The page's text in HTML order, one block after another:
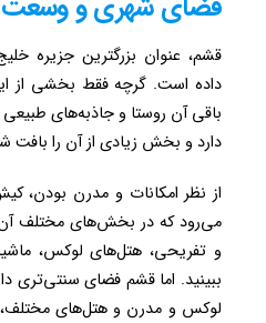
قشم، عنوان بزرگترین جزیره
داده است. گرچه فقط بخشی از
باقی آن روستا و جاذبه‌های
دارد و بخش زیادی از آن را
از نظر امکانات و مدرن بودن،
می‌رود که در بخش‌های مختلف آن
و تفریحی، هتل‌های لوکس،
ببینید. اما قشم فضای سنتی‌تری
لوکس و مدرن و هتل‌های